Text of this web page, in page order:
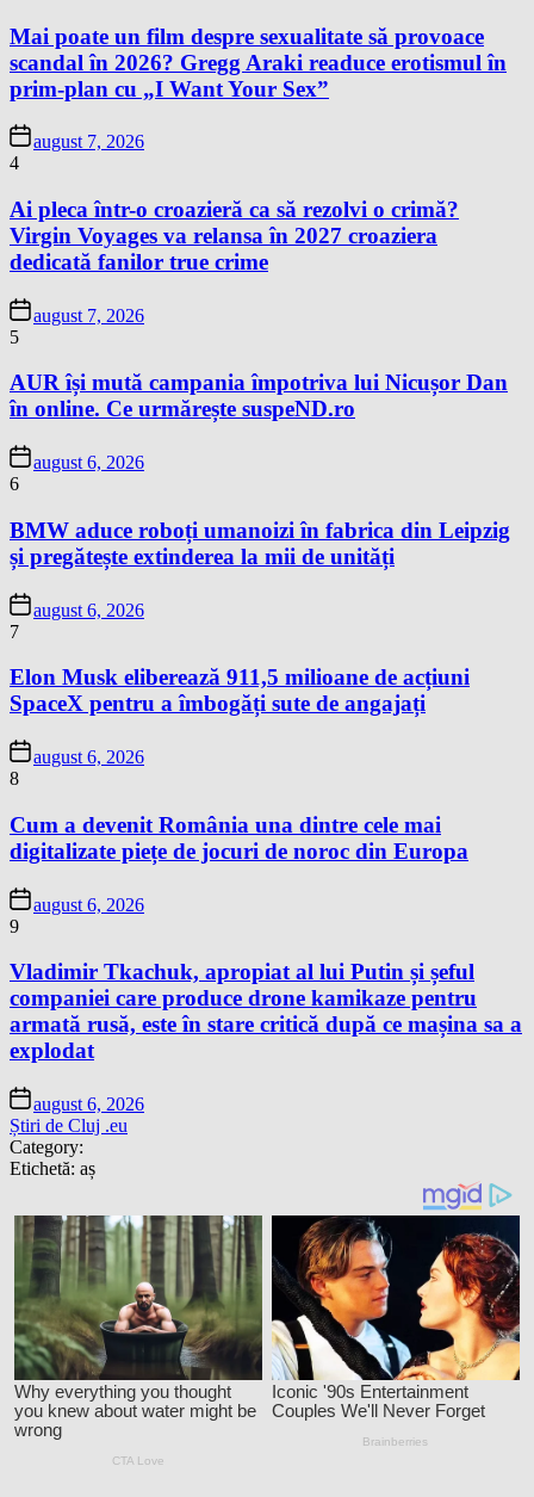
Mai poate un film despre sexualitate să provoace
scandal în 2026? Gregg Araki readuce erotismul în
prim-plan cu „I Want Your Sex”
august 7, 2026
4
Ai pleca într-o croazieră ca să rezolvi o crimă?
Virgin Voyages va relansa în 2027 croaziera
dedicată fanilor true crime
august 7, 2026
5
AUR își mută campania împotriva lui Nicușor Dan
în online. Ce urmărește suspeND.ro
august 6, 2026
6
BMW aduce roboți umanoizi în fabrica din Leipzig
și pregătește extinderea la mii de unități
august 6, 2026
7
Elon Musk eliberează 911,5 milioane de acțiuni
SpaceX pentru a îmbogăți sute de angajați
august 6, 2026
8
Cum a devenit România una dintre cele mai
digitalizate piețe de jocuri de noroc din Europa
august 6, 2026
9
Vladimir Tkachuk, apropiat al lui Putin și șeful
companiei care produce drone kamikaze pentru
armată rusă, este în stare critică după ce mașina sa a
explodat
august 6, 2026
Știri de Cluj .eu
Category:
Etichetă: aș